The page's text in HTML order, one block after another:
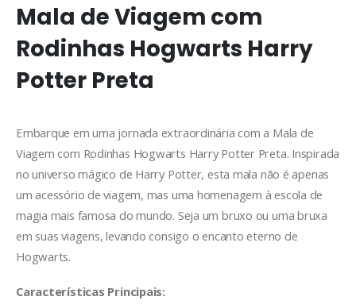
Mala de Viagem com
Rodinhas Hogwarts Harry
Potter Preta
Embarque em uma jornada extraordinária com a Mala de
Viagem com Rodinhas Hogwarts Harry Potter Preta. Inspirada
no universo mágico de Harry Potter, esta mala não é apenas
um acessório de viagem, mas uma homenagem à escola de
magia mais famosa do mundo. Seja um bruxo ou uma bruxa
em suas viagens, levando consigo o encanto eterno de
Hogwarts.
Características Principais: